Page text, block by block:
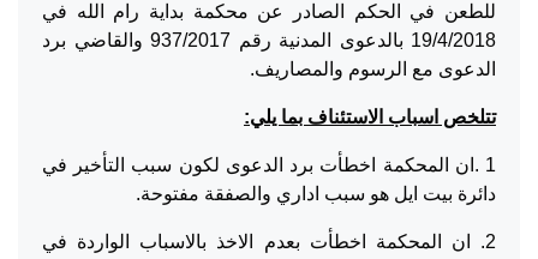
للطعن في الحكم الصادر عن محكمة بداية رام الله في
19/4/2018 بالدعوى المدنية رقم 937/2017 والقاضي برد
الدعوى مع الرسوم والمصاريف.
تتلخص اسباب الاستئناف بما يلي:
1 .ان المحكمة اخطأت برد الدعوى لكون سبب التأخير في
دائرة بيت ايل هو سبب اداري والصفقة مفتوحة.
2. ان المحكمة اخطأت بعدم الاخذ بالاسباب الواردة في